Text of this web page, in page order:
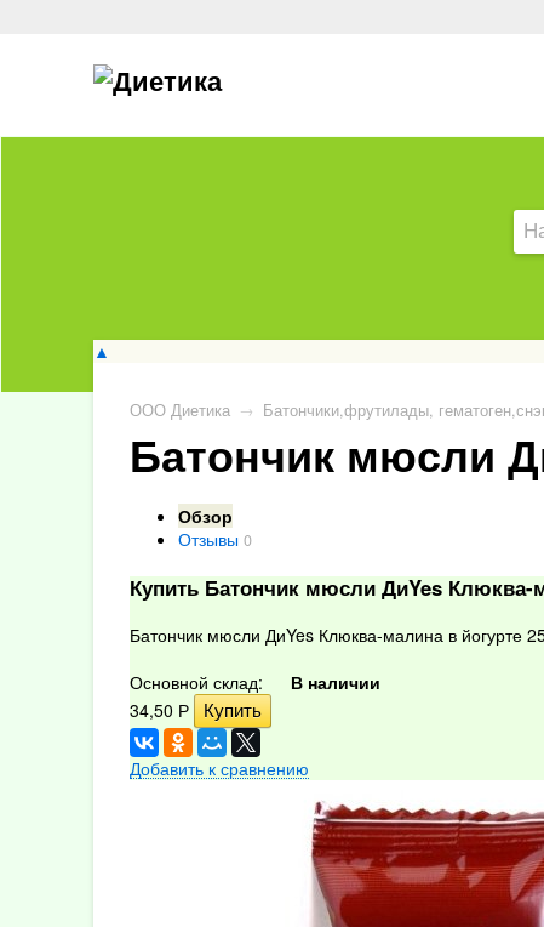
▲
ООО Диетика → Батончики,фрутилады,
Батончик мюсли
Обзор
Отзывы 0
Купить Батончик мюсли ДиYes Клюква-
Батончик мюсли ДиYes Клюква-малина в йогурте
Основной склад:
В наличии
34,50 Р
Добавить к сравнению